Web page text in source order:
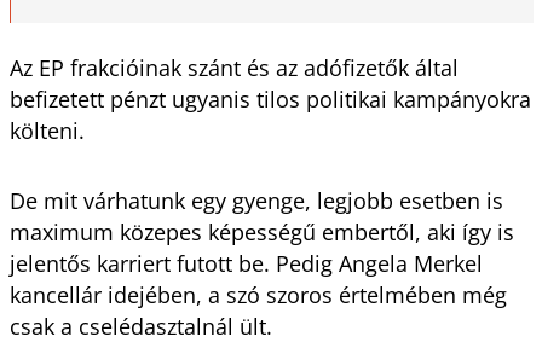
Az EP frakcióinak szánt és az adófizetők által
befizetett pénzt ugyanis tilos politikai kampányokra
költeni.
De mit várhatunk egy gyenge, legjobb esetben is
maximum közepes képességű embertől, aki így is
jelentős karriert futott be. Pedig Angela Merkel
kancellár idejében, a szó szoros értelmében még
csak a cselédasztalnál ült.